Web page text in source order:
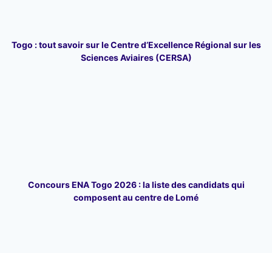
Togo : tout savoir sur le Centre d’Excellence Régional sur les
Sciences Aviaires (CERSA)
Concours ENA Togo 2026 : la liste des candidats qui
composent au centre de Lomé